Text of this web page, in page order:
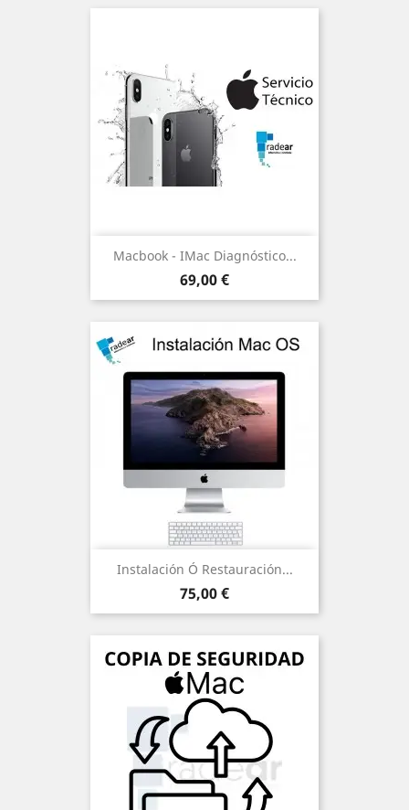
Macbook - IMac Diagnóstico...
Precio
69,00 €
Instalación Ó Restauración...
Precio
75,00 €